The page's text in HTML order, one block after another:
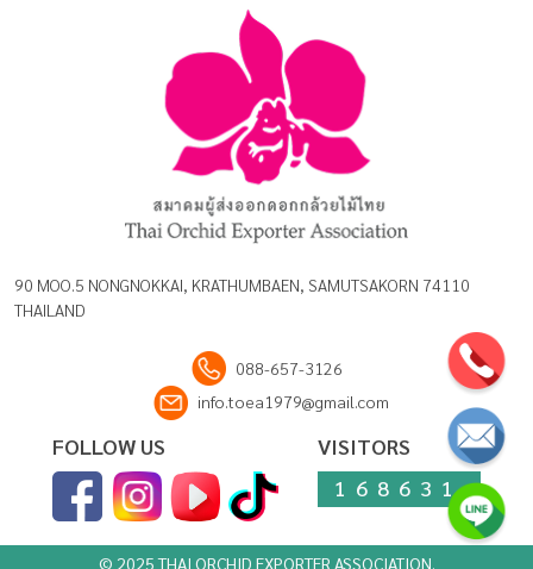
90 MOO.5 NONGNOKKAI, KRATHUMBAEN, SAMUTSAKORN 74110
THAILAND
088-657-3126
info.toea1979@gmail.com
FOLLOW US
VISITORS
168631
© 2025 THAI ORCHID EXPORTER ASSOCIATION.